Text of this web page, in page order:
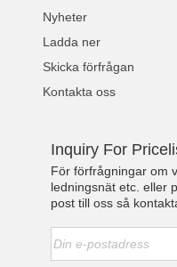
Nyheter
Ladda ner
Skicka förfrågan
Kontakta oss
Inquiry For
För förfrågningar om
ledningsnät etc. eller
post till oss så